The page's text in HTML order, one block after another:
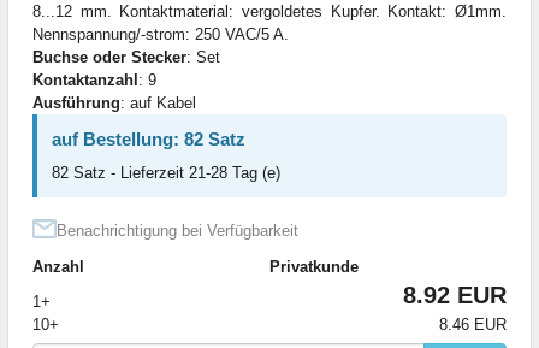
8...12 mm. Kontaktmaterial: vergoldetes Kupfer. Kontakt: Ø1mm.
Nennspannung/-strom: 250 VAC/5 A.
Buchse oder Stecker: Set
Kontaktanzahl: 9
Ausführung: auf Kabel
auf Bestellung: 82 Satz
82 Satz - Lieferzeit 21-28 Tag (e)
Benachrichtigung bei Verfügbarkeit
Anzahl
Privatkunde
1+
8.92 EUR
10+ 8.46 EUR